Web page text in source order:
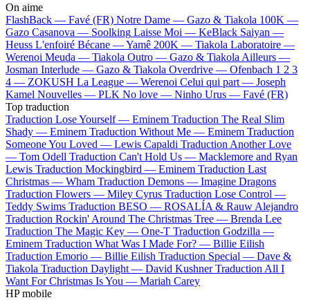
On aime
FlashBack — Favé (FR) Notre Dame — Gazo & Tiakola 100K —
Gazo Casanova — Soolking Laisse Moi — KeBlack Saiyan —
Heuss L'enfoiré Bécane —Yamê 200K — Tiakola Laboratoire —
Werenoi Meuda — Tiakola Outro — Gazo & Tiakola Ailleurs —
Josman Interlude — Gazo & Tiakola Overdrive — Ofenbach 1 2 3
4 — ZOKUSH La League — Werenoi Celui qui part — Joseph
Kamel Nouvelles — PLK No love — Ninho Urus — Favé (FR)
Top traduction
Traduction Lose Yourself — Eminem Traduction The Real Slim
Shady — Eminem Traduction Without Me — Eminem Traduction
Someone You Loved — Lewis Capaldi Traduction Another Love
— Tom Odell Traduction Can't Hold Us — Macklemore and Ryan
Lewis Traduction Mockingbird — Eminem Traduction Last
Christmas — Wham Traduction Demons — Imagine Dragons
Traduction Flowers — Miley Cyrus Traduction Lose Control —
Teddy Swims Traduction BESO — ROSALÍA & Rauw Alejandro
Traduction Rockin' Around The Christmas Tree — Brenda Lee
Traduction The Magic Key — One-T Traduction Godzilla —
Eminem Traduction What Was I Made For? — Billie Eilish
Traduction Emorio — Billie Eilish Traduction Special — Dave &
Tiakola Traduction Daylight — David Kushner Traduction All I
Want For Christmas Is You — Mariah Carey
HP mobile